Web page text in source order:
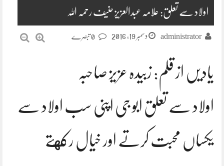
اولاد سے تعلق: علامہ عبدالعزیز حنیف رحمہ اللہ
administrator دسمبر 19, 2016
یادیں از قلم: زبیدہ عزیز صاحبہ
اولاد سے تعلق ابو جی اپنی سب اولاد سے
یکساں محبت کرتے اور خیال رکهتے